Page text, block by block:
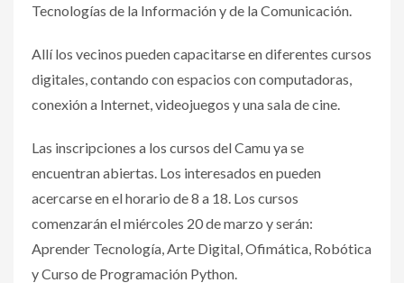
Tecnologías de la Información y de la Comunicación.
Allí los vecinos pueden capacitarse en diferentes cursos
digitales, contando con espacios con computadoras,
conexión a Internet, videojuegos y una sala de cine.
Las inscripciones a los cursos del Camu ya se
encuentran abiertas. Los interesados en pueden
acercarse en el horario de 8 a 18. Los cursos
comenzarán el miércoles 20 de marzo y serán:
Aprender Tecnología, Arte Digital, Ofimática, Robótica
y Curso de Programación Python.